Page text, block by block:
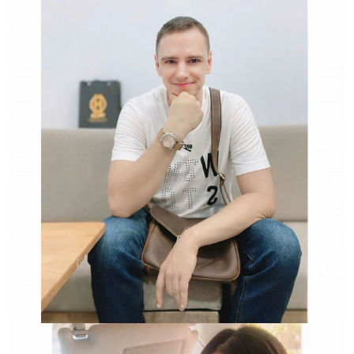
Hwatch Chuyên Nhập khẩu Và Phân Phối Các Loại
Đồng Hồ Chính Hãng
Trường hợp không chấp